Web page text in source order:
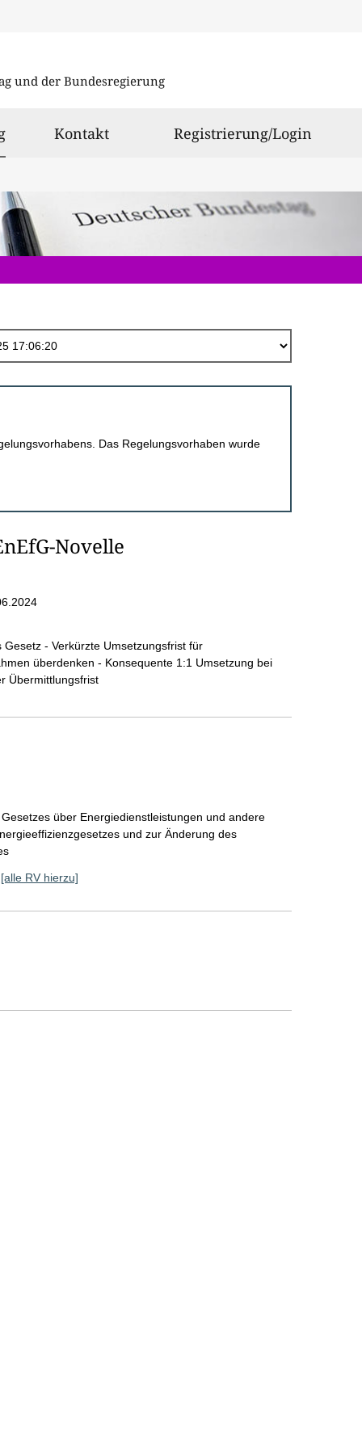
und der Bundesregierung
ausgewählt
Kontakt Registrierung/Login
Das Regelungsvorhaben wurde
Novelle
- Verkürzte Umsetzungsfrist für
überdenken - Konsequente 1:1 Umsetzung bei
Übermittlungsfrist
über Energiedienstleistungen und andere
und zur Änderung des
[alle RV hierzu]